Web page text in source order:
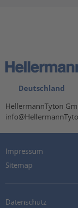
Deutschland
HellermannTyton
Impressum
Sitemap
Datenschutz